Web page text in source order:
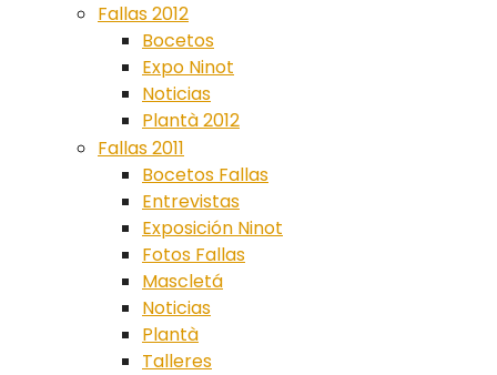
Fallas 2012
Bocetos
Expo Ninot
Noticias
Plantà 2012
Fallas 2011
Bocetos Fallas
Entrevistas
Exposición Ninot
Fotos Fallas
Mascletá
Noticias
Plantà
Talleres